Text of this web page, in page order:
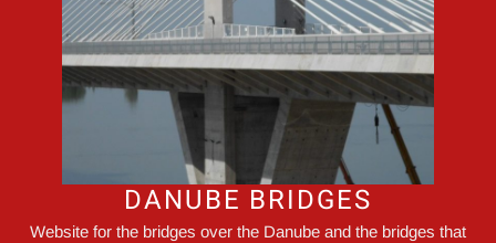
DANUBE BRIDGES
Website for the bridges over the Danube and the bridges that